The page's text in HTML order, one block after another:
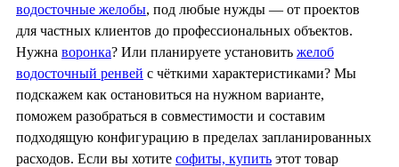
водосточные желобы, под любые нужды — от проектов
для частных клиентов до профессиональных объектов.
Нужна воронка? Или планируете установить желоб
водосточный ренвей с чёткими характеристиками? Мы
подскажем как остановиться на нужном варианте,
поможем разобраться в совместимости и составим
подходящую конфигурацию в пределах запланированных
расходов. Если вы хотите софиты, купить этот товар